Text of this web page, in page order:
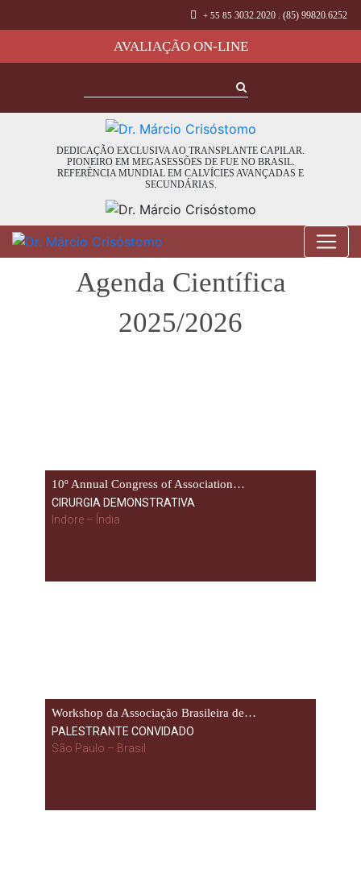
+ 55 85 3032.2020 . (85) 99820.6252
AVALIAÇÃO ON-LINE
DEDICAÇÃO EXCLUSIVA AO TRANSPLANTE CAPILAR.
PIONEIRO EM MEGASESSÕES DE FUE NO BRASIL.
REFERÊNCIA MUNDIAL EM CALVÍCIES AVANÇADAS E
SECUNDÁRIAS.
Imprensa/Notícias
Agenda Científica
2025/2026
10º Annual Congress of Association…
CIRURGIA DEMONSTRATIVA
Indore – Índia
Workshop da Associação Brasileira de…
PALESTRANTE CONVIDADO
São Paulo – Brasil